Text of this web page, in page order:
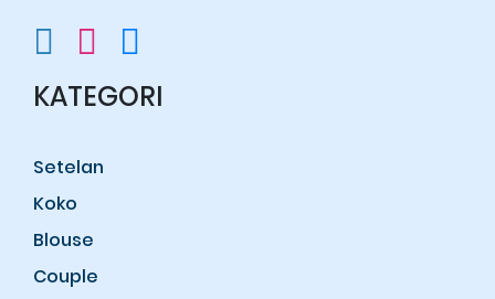
KATEGORI
Setelan
Koko
Blouse
Couple